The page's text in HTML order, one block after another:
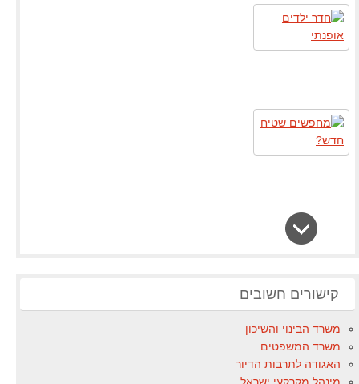
קישורים חשובים
משרד הבינוי והשיכון
משרד המשפטים
האגודה לתרבות הדיור